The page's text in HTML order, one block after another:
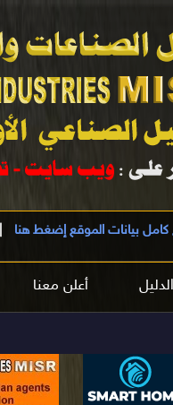
بيانات الموقع إضغط هنا
أعلن معنا